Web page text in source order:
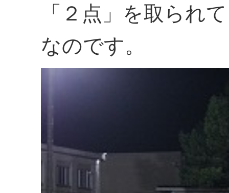
「２点」を取られ
なのです。